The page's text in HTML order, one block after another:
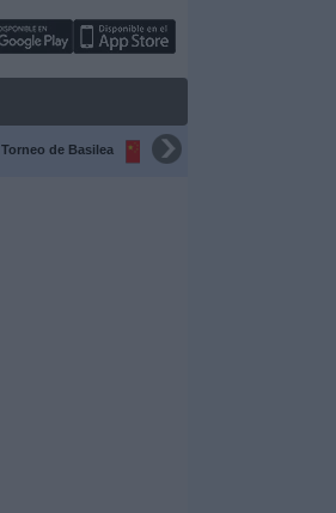
Torneo de Basilea Torneo de Chengdú